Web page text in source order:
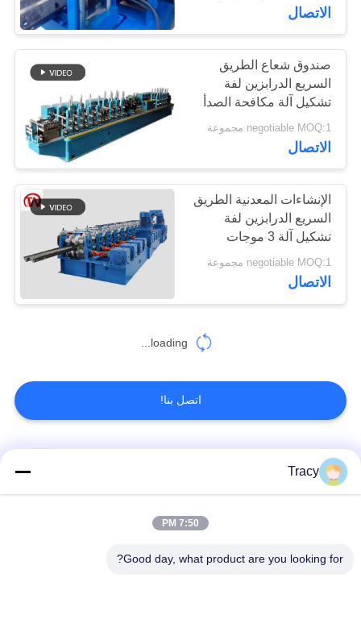
الاتصال
صندوق شعاع الطريق
السريع الدرابزين لفة
تشكيل آلة مكافحة الصدأ
طويل العمر الافتراضي
negotiable MOQ:1 مجموعة
الاتصال
الإنشاءات المعدنية الطريق
السريع الدرابزين لفة
تشكيل آلة 3 موجات
صندوق التروس
negotiable MOQ:1 مجموعة
الاتصال
loading...
اتصل بنا!
فئات شعبية
Tracy
7:50 PM
Good day, what product are you looking for?